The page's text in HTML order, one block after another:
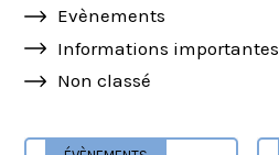
Evènements
Informations importantes
Non classé